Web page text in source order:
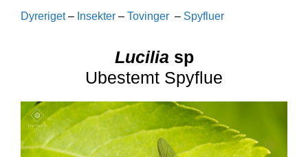
Dyreriget– Insekter – Tovinger – Spyfluer
Lucilia sp
Ubestemt Spyflue